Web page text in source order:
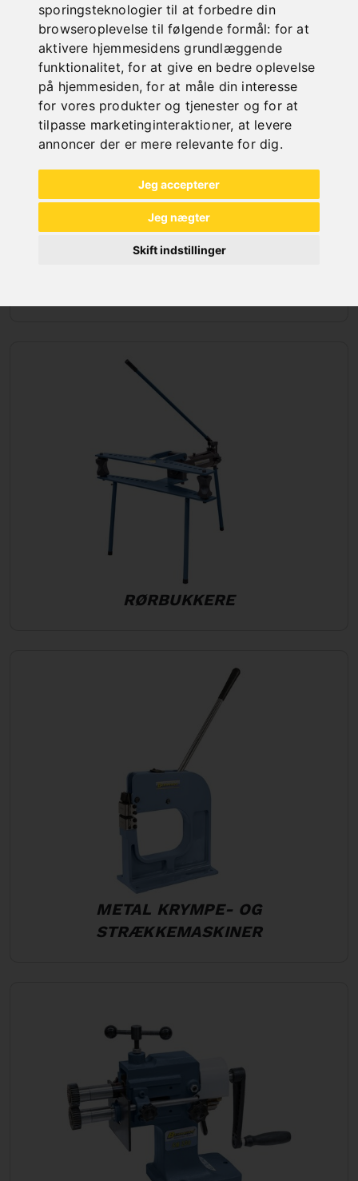
sporingsteknologier til at forbedre din
browseroplevelse til følgende formål: for at
aktivere hjemmesidens grundlæggende
funktionalitet,for at give en bedre oplevelse
på hjemmesiden,for at måle din interesse
for vores produkter og tjenester og for at
tilpasse marketinginteraktioner, at levere
annoncer der er mere relevante for dig.
Jeg accepterer
Jeg nægter
Skift indstillinger
RØRBUKKERE
METAL KRYMPE- OG
STRÆKKEMASKINER